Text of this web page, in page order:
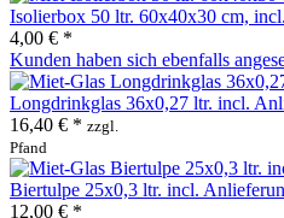
Isolierbox 50 ltr. 60x40x30 cm,
4,00 € *
Kunden haben sich ebenfalls
Longdrinkglas 36x0,27 ltr. incl.
16,40 € * zzgl.
Pfand
Biertulpe 25x0,3 ltr. incl.
12,00 € *